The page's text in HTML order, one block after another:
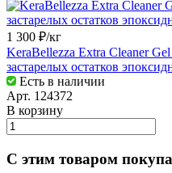
1 300 ₽/кг
KeraBellezza Extra Cleaner
застарелых остатков
Есть в наличии
Арт. 124372
В корзину
С этим товаром